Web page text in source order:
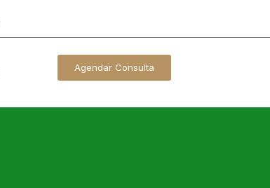
Agendar Consulta